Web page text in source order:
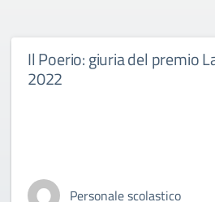
Il Poerio: giuria del premio
2022
Personale scolastico